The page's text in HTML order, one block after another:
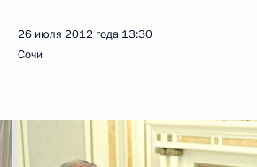
26 июля 2012 года 13:30
Сочи